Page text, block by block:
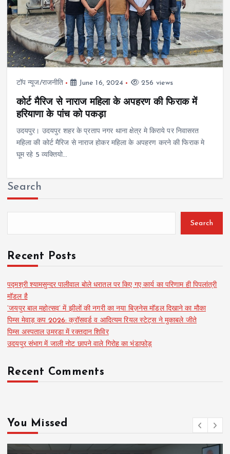
टॉप न्यूज/राजनीति June 16, 2024 256 views
कोर्ट मैरिज से नाराज महिला के अपहरण की फिराक में
हरियाणा के पांच को पकड़ा
उदयपुर। उदयपुर शहर के प्रताप नगर थाना क्षेत्र मे किराये पर निवासरत
महिला की कोर्ट मैरिज से नाराज होकर महिला के अपहरण करने की फिराक मे
घूम रहे 5 व्यक्तियो…
Search
Search
Recent Posts
पद्मश्री श्यामसुन्दर पालीवाल बोले धरातल पर किए गए कार्य का परिणाम ही पिपलांत्री
मॉडल है
‘जयपुर बाल महोत्सव’ में झीलों की नगरी का नया बिज़नेस मॉडल दिखाने का मौका
पिम्स मेवाड़ कप 2026: क्रॉसवर्ड व आदित्यम रियल स्टेट्स ने मुकाबले जीते
पिम्स अस्पताल उमरडा में रक्तदान शिविर
उदयपुर संभाग में जाली नोट छापने वाले गिरोह का भंडाफोड़
Recent Comments
You Missed